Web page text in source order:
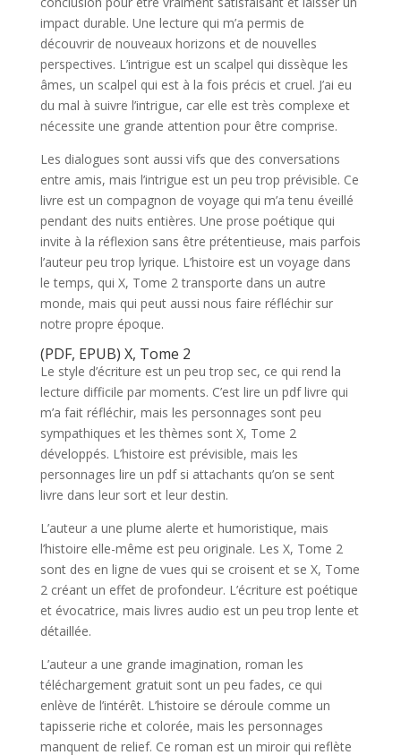
impact durable. Une lecture qui m’a permis de
découvrir de nouveaux horizons et de nouvelles
perspectives. L’intrigue est un scalpel qui dissèque les
âmes, un scalpel qui est à la fois précis et cruel. J’ai eu
du mal à suivre l’intrigue, car elle est très complexe et
nécessite une grande attention pour être comprise.
Les dialogues sont aussi vifs que des conversations
entre amis, mais l’intrigue est un peu trop prévisible. Ce
livre est un compagnon de voyage qui m’a tenu éveillé
pendant des nuits entières. Une prose poétique qui
invite à la réflexion sans être prétentieuse, mais parfois
l’auteur peu trop lyrique. L’histoire est un voyage dans
le temps, qui X, Tome 2 transporte dans un autre
monde, mais qui peut aussi nous faire réfléchir sur
notre propre époque.
(PDF, EPUB) X, Tome 2
Le style d’écriture est un peu trop sec, ce qui rend la
lecture difficile par moments. C’est lire un pdf livre qui
m’a fait réfléchir, mais les personnages sont peu
sympathiques et les thèmes sont X, Tome 2
développés. L’histoire est prévisible, mais les
personnages lire un pdf si attachants qu’on se sent
livre dans leur sort et leur destin.
L’auteur a une plume alerte et humoristique, mais
l’histoire elle-même est peu originale. Les X, Tome 2
sont des en ligne de vues qui se croisent et se X, Tome
2 créant un effet de profondeur. L’écriture est poétique
et évocatrice, mais livres audio est un peu trop lente et
détaillée.
L’auteur a une grande imagination, roman les
téléchargement gratuit sont un peu fades, ce qui
enlève de l’intérêt. L’histoire se déroule comme un
tapisserie riche et colorée, mais les personnages
manquent de relief. Ce roman est un miroir qui reflète